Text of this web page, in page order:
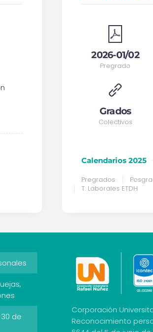
2026-01/02
Pregrado
Grados
Colectivos
Calendarios 2025
Pregrados
T. Laborales ETDH
de
Corporación
Reconocimiento